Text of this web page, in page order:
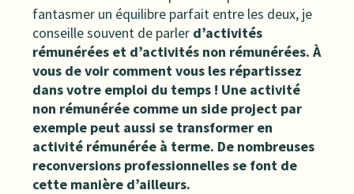
fantasmer un équilibre parfait entre les deux, je
conseille souvent de parler d’activités
rémunérées et d’activités non rémunérées. À
vous de voir comment vous les répartissez
dans votre emploi du temps ! Une activité
non rémunérée comme un side project par
exemple peut aussi se transformer en
activité rémunérée à terme. De nombreuses
reconversions professionnelles se font de
cette manière d’ailleurs.